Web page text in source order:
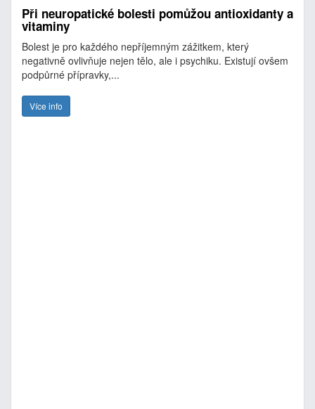
Při neuropatické bolesti pomůžou antioxidanty a
vitaminy
Bolest je pro každého nepříjemným zážitkem, který
negativně ovlivňuje nejen tělo, ale i psychiku. Existují ovšem
podpůrné přípravky,...
Více info